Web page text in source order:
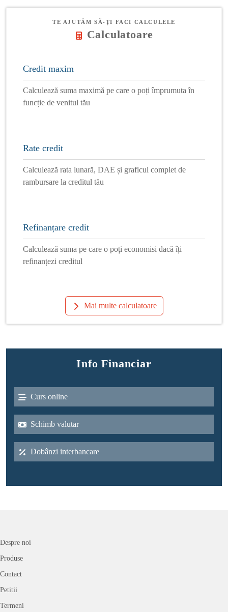
TE AJUTĂM SĂ-ȚI FACI CALCULELE
Calculatoare
Credit maxim
Calculează suma maximă pe care o poți împrumuta în
funcție de venitul tău
Rate credit
Calculează rata lunară, DAE și graficul complet de
rambursare la creditul tău
Refinanțare credit
Calculează suma pe care o poți economisi dacă îți
refinanțezi creditul
Mai multe calculatoare
Info Financiar
Curs online
Schimb valutar
Dobânzi interbancare
Despre noi
Produse
Contact
Petitii
Termeni